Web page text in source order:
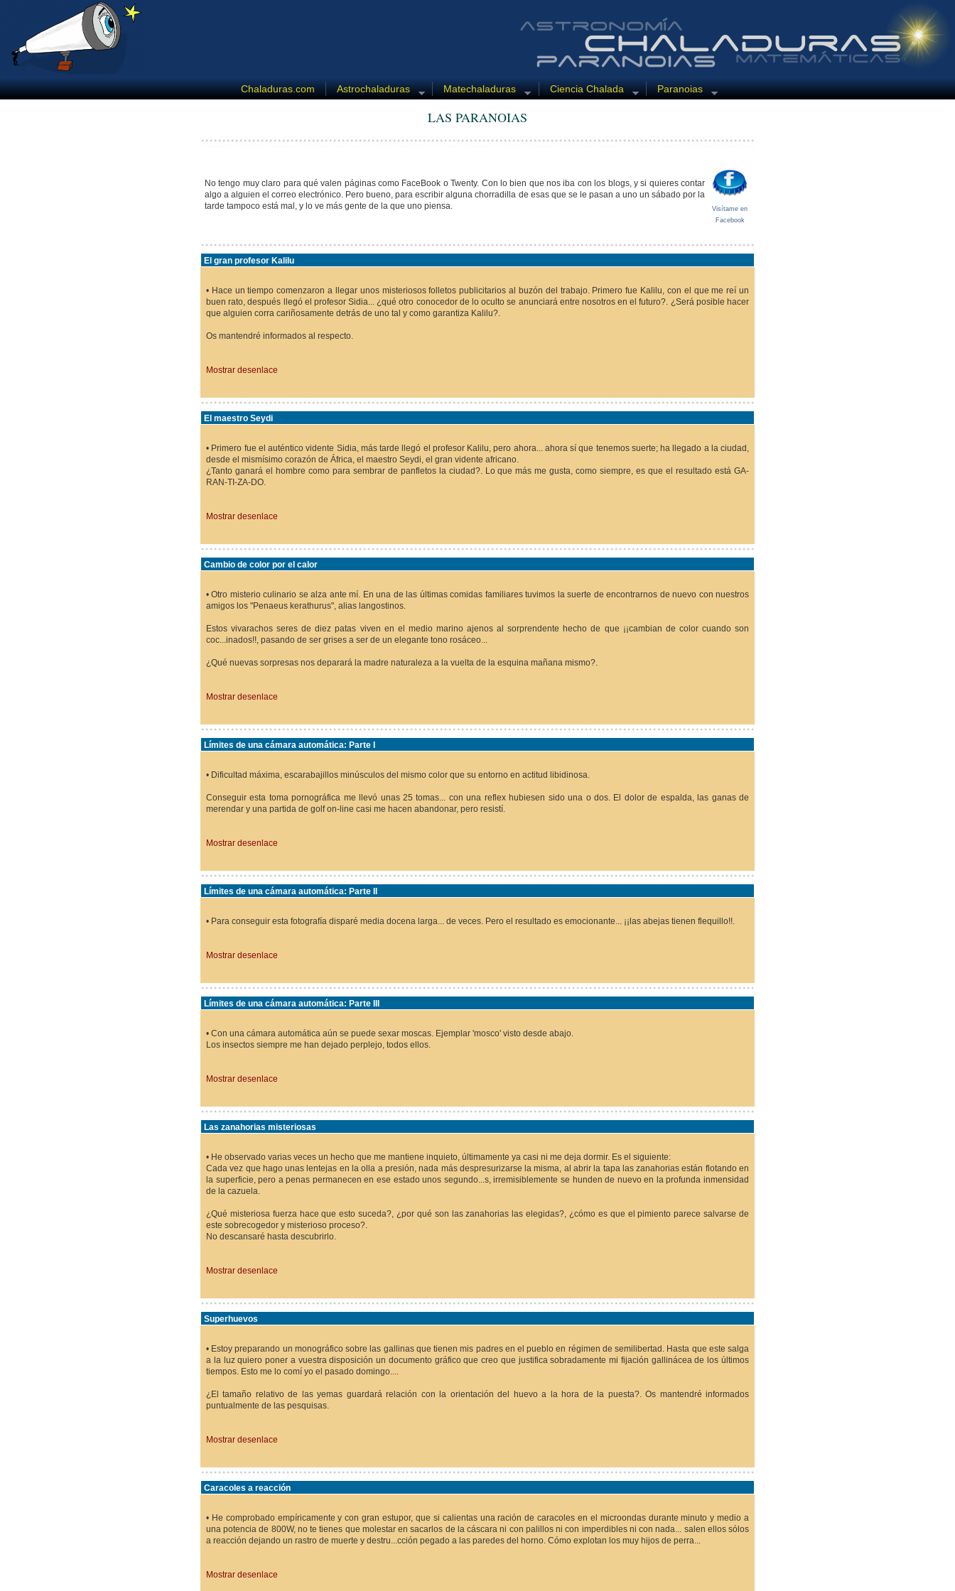
Chaladuras.com Astrochaladuras Matechaladuras Ciencia Chalada Paranoias
LAS PARANOIAS
No tengo muy claro para qué valen páginas como FaceBook o Twenty. Con lo bien que nos iba con los blogs, y si quieres contar
algo a alguien el correo electrónico. Pero bueno, para escribir alguna chorradilla de esas que se le pasan a uno un sábado por la
tarde tampoco está mal, y lo ve más gente de la que uno piensa.
Visítame en
Facebook
El gran profesor Kalilu
• Hace un tiempo comenzaron a llegar unos misteriosos folletos publicitarios al buzón del trabajo. Primero fue Kalilu, con el que me reí un
buen rato, después llegó el profesor Sidia... ¿qué otro conocedor de lo oculto se anunciará entre nosotros en el futuro?. ¿Será posible hacer
que alguien corra cariñosamente detrás de uno tal y como garantiza Kalilu?.
Os mantendré informados al respecto.
Mostrar desenlace
El maestro Seydi
• Primero fue el auténtico vidente Sidia, más tarde llegó el profesor Kalilu, pero ahora... ahora sí que tenemos suerte; ha llegado a la ciudad,
desde el mismísimo corazón de África, el maestro Seydi, el gran vidente africano.
¿Tanto ganará el hombre como para sembrar de panfletos la ciudad?. Lo que más me gusta, como siempre, es que el resultado está GA-
RAN-TI-ZA-DO.
Mostrar desenlace
Cambio de color por el calor
• Otro misterio culinario se alza ante mí. En una de las últimas comidas familiares tuvimos la suerte de encontrarnos de nuevo con nuestros
amigos los "Penaeus kerathurus", alias langostinos.
Estos vivarachos seres de diez patas viven en el medio marino ajenos al sorprendente hecho de que ¡¡cambian de color cuando son
coc...inados!!, pasando de ser grises a ser de un elegante tono rosáceo...
¿Qué nuevas sorpresas nos deparará la madre naturaleza a la vuelta de la esquina mañana mismo?.
Mostrar desenlace
Límites de una cámara automática: Parte I
• Dificultad máxima, escarabajillos minúsculos del mismo color que su entorno en actitud libidinosa.
Conseguir esta toma pornográfica me llevó unas 25 tomas... con una reflex hubiesen sido una o dos. El dolor de espalda, las ganas de
merendar y una partida de golf on-line casi me hacen abandonar, pero resistí.
Mostrar desenlace
Límites de una cámara automática: Parte II
• Para conseguir esta fotografía disparé media docena larga... de veces. Pero el resultado es emocionante... ¡¡las abejas tienen flequillo!!.
Mostrar desenlace
Límites de una cámara automática: Parte III
• Con una cámara automática aún se puede sexar moscas. Ejemplar 'mosco' visto desde abajo.
Los insectos siempre me han dejado perplejo, todos ellos.
Mostrar desenlace
Las zanahorias misteriosas
• He observado varias veces un hecho que me mantiene inquieto, últimamente ya casi ni me deja dormir. Es el siguiente:
Cada vez que hago unas lentejas en la olla a presión, nada más despresurizarse la misma, al abrir la tapa las zanahorias están flotando en
la superficie, pero a penas permanecen en ese estado unos segundo...s, irremisiblemente se hunden de nuevo en la profunda inmensidad
de la cazuela.
¿Qué misteriosa fuerza hace que esto suceda?, ¿por qué son las zanahorias las elegidas?, ¿cómo es que el pimiento parece salvarse de
este sobrecogedor y misterioso proceso?.
No descansaré hasta descubrirlo.
Mostrar desenlace
Superhuevos
• Estoy preparando un monográfico sobre las gallinas que tienen mis padres en el pueblo en régimen de semilibertad. Hasta que este salga
a la luz quiero poner a vuestra disposición un documento gráfico que creo que justifica sobradamente mi fijación gallinácea de los últimos
tiempos. Esto me lo comí yo el pasado domingo....
¿El tamaño relativo de las yemas guardará relación con la orientación del huevo a la hora de la puesta?. Os mantendré informados
puntualmente de las pesquisas.
Mostrar desenlace
Caracoles a reacción
• He comprobado empíricamente y con gran estupor, que si calientas una ración de caracoles en el microondas durante minuto y medio a
una potencia de 800W, no te tienes que molestar en sacarlos de la cáscara ni con palillos ni con imperdibles ni con nada... salen ellos sólos
a reacción dejando un rastro de muerte y destru...cción pegado a las paredes del horno. Cómo explotan los muy hijos de perra...
Mostrar desenlace